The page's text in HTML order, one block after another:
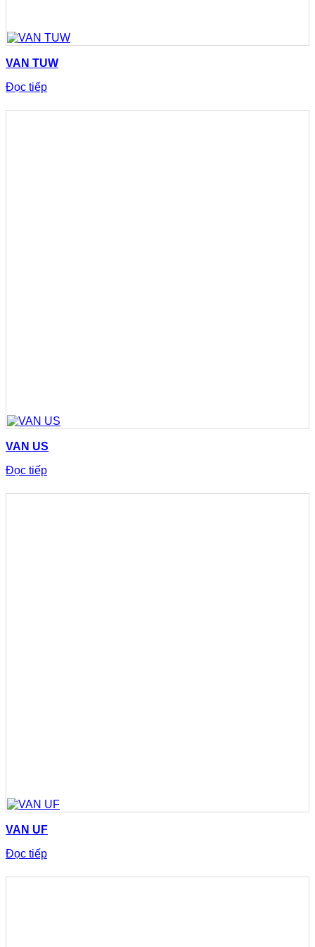
VAN TUW
Đọc tiếp
VAN US
Đọc tiếp
VAN UF
Đọc tiếp